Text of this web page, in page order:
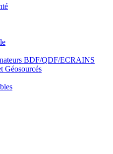
BDF/QDF/ECRAINS
Géosourcés